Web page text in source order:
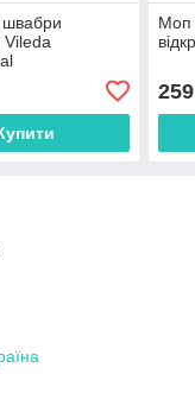
швабри
Моп
259